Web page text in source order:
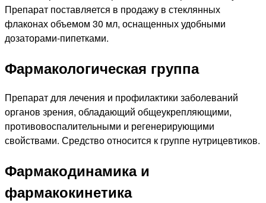
Препарат поставляется в продажу в стеклянных
флаконах объемом 30 мл, оснащенных удобными
дозаторами-пипетками.
Фармакологическая группа
Препарат для лечения и профилактики заболеваний
органов зрения, обладающий общеукрепляющими,
противовоспалительными и регенерирующими
свойствами. Средство относится к группе нутрицевтиков.
Фармакодинамика и
фармакокинетика